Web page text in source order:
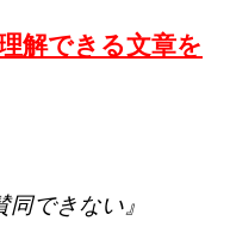
解できる文章を
同できない』